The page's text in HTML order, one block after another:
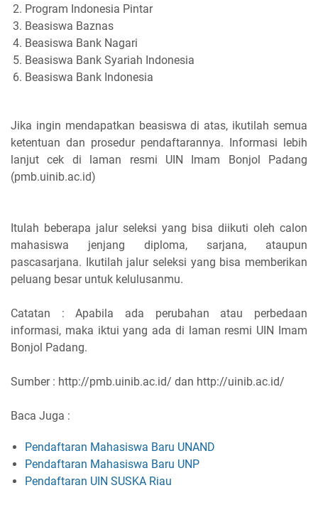
Program Indonesia Pintar
Beasiswa Baznas
Beasiswa Bank Nagari
Beasiswa Bank Syariah Indonesia
Beasiswa Bank Indonesia
Jika ingin mendapatkan beasiswa di atas, ikutilah semua
ketentuan dan prosedur pendaftarannya. Informasi lebih
lanjut cek di laman resmi UIN Imam Bonjol Padang
(pmb.uinib.ac.id)
Itulah beberapa jalur seleksi yang bisa diikuti oleh calon
mahasiswa jenjang diploma, sarjana, ataupun
pascasarjana. Ikutilah jalur seleksi yang bisa memberikan
peluang besar untuk kelulusanmu.
Catatan : Apabila ada perubahan atau perbedaan
informasi, maka iktui yang ada di laman resmi UIN Imam
Bonjol Padang.
Sumber : http://pmb.uinib.ac.id/ dan http://uinib.ac.id/
Baca Juga :
Pendaftaran Mahasiswa Baru UNAND
Pendaftaran Mahasiswa Baru UNP
Pendaftaran UIN SUSKA Riau